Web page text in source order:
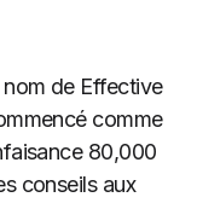
nom de Effective
comme
80,000
conseils aux